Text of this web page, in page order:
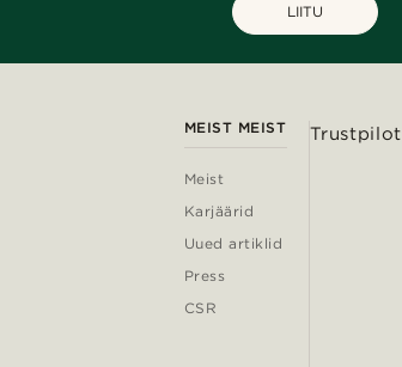
LIITU
MEIST MEIST
Meist
Karjäärid
Uued artiklid
Press
CSR
Trustpilot